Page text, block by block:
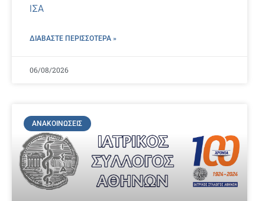
ΙΣΑ
ΔΙΑΒΑΣΤΕ ΠΕΡΙΣΣΌΤΕΡΑ »
06/08/2026
ΑΝΑΚΟΙΝΏΣΕΙΣ